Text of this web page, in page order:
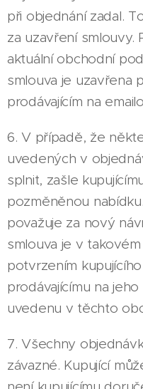
při objednání zadal.
za uzavření smlouvy.
aktuální obchodní
smlouva je uzavřena
prodávajícím na
6. V případě, že
uvedených v
splnit, zašle
pozměněnou
považuje za nový
smlouva je v
potvrzením
prodávajícímu na
uvedenu v těchto
7. Všechny
závazné. Kupující